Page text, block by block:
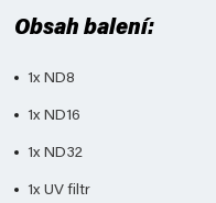
Obsah balení:
1x ND8
1x ND16
1x ND32
1x UV filtr